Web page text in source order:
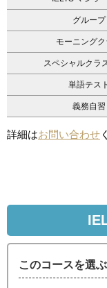
グループ
モーニングク
スペシャルクラ
単語テスト
義務自習
詳細はお問い合わせ
このコースを選